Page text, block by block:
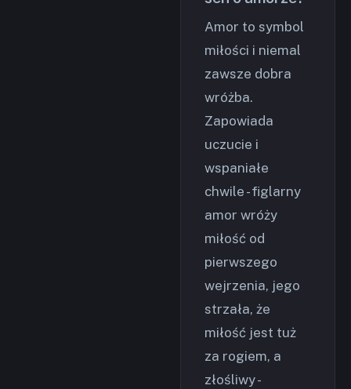
Amor to symbol
miłości i niemal
zawsze dobra
wróżba.
Zapowiada
uczucie i
wspaniałe
chwile - figlarny
amor wróży
miłość od
pierwszego
wejrzenia, jego
strzała, że
miłość jest tuż
za rogiem, a
złośliwy -